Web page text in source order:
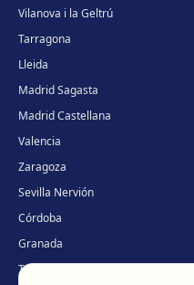
Vilanova i la Geltrú
Tarragona
Lleida
Madrid Sagasta
Madrid Castellana
Valencia
Zaragoza
Sevilla Nervión
Córdoba
Granada
Tenerife